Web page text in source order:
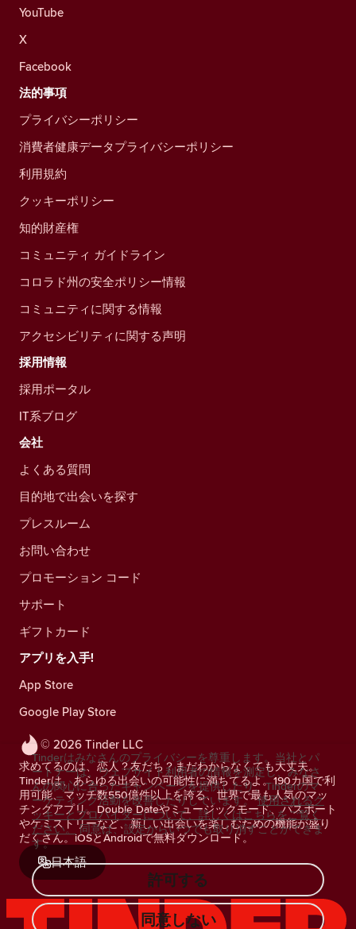
© 2026 Tinder LLC
求めてるのは、恋人？友だち？まだわからなくても大丈夫。
Tinderは、あらゆる出会いの可能性に満ちてるよ。190カ国で利
用可能、マッチ数550億件以上を誇る、世界で最も人気のマッ
チングアプリ。Double Dateやミュージックモード、パスポート
やケミストリーなど、新しい出会いを楽しむための機能が盛り
だくさん。iOSとAndroidで無料ダウンロード。
日本語
YouTube
X
Facebook
法的事項
プライバシーポリシー
消費者健康データプライバシーポリシー
利用規約
クッキーポリシー
知的財産権
コミュニティ ガイドライン
コロラド州の安全ポリシー情報
コミュニティに関する情報
アクセシビリティに関する声明
採用情報
採用ポータル
IT系ブログ
会社
よくある質問
目的地で出会いを探す
プレスルーム
お問い合わせ
プロモーション コード
サポート
ギフトカード
アプリを入手!
App Store
Google Play Store
Tinderはみなさんのプライバシーを尊重します。当社とパ
ートナーは、ウェブサイト利用者の情報を測定し、みなさ
んの関心に合ったキャンペーンを提供したり、Tinderのマ
ーケティング活動を改善したりしています。 使用されるク
ッキーとプロバイダーについて、詳しくはこちらをご覧く
ださい。 同意は、設定からいつでも取り消すことができま
す。
許可する
同意しない